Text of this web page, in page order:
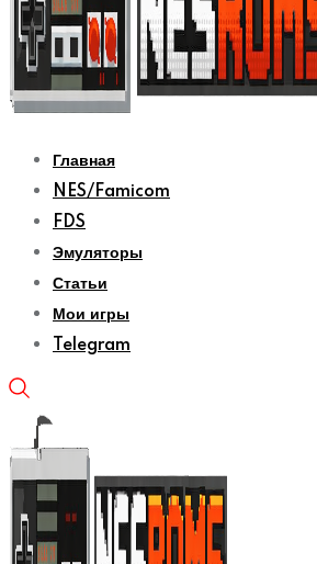
Главная
NES/Famicom
FDS
Эмуляторы
Статьи
Мои игры
Telegram